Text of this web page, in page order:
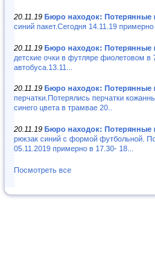
20.11.19 Бюро находок: Потерянные
синий пакет.Сегодня 14.11.19 примерно
20.11.19 Бюро находок: Потерянные
детские очки в футляре фиолетовом в
автобуса.13.11...
20.11.19 Бюро находок: Потерянные
перчатки.Потерялись перчатки
синего цвета в трамвае 20..
20.11.19 Бюро находок: Потерянные
рюкзак синий с формой футбольной.
05.11.2019 примерно в 17.30- 18...
Посмотреть все